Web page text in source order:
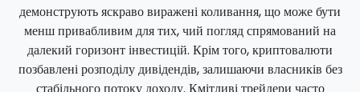
демонструють яскраво виражені коливання, що може бути
менш привабливим для тих, чий погляд спрямований на
далекий горизонт інвестицій. Крім того, криптовалюти
позбавлені розподілу дивідендів, залишаючи власників без